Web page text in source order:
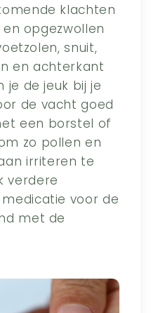
klachten
opgezwollen
snuit,
en achterkant
je de jeuk bij je
de vacht goed
een borstel of
zo pollen en
irriteren te
verdere
voor de
met de